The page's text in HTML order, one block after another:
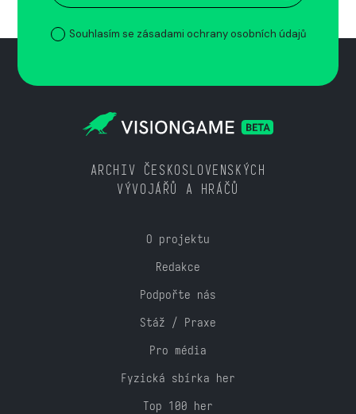
Souhlasím se zásadami ochrany osobních údajů
ARCHIV ČESKOSLOVENSKÝCH
VÝVOJÁŘŮ A HRÁČŮ
O projektu
Redakce
Podpořte nás
Stáž / Praxe
Pro média
Fyzická sbírka her
Top 100 her